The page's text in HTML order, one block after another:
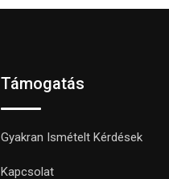
Támogatás
Gyakran Ismételt Kérdések
Kapcsolat